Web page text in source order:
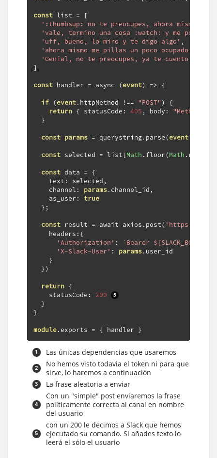
const list =
[
':thumbsup: no te preocupes, ahora mismo me
'vale, termino una cosa :watch: y me pongo
'uff, bueno, lo miro y te digo algo' ,
'ahora mismo me pillas un poco ocupado,
'Genial, no te preocupes, ya te cuento luego'
]
const handler = async (event) => {
if (event. httpMethod !== "POST")
{
return { statusCode : 405 , body :
"Method
}
const params = querystring. parse(event
const selected = list [Math . floor(Math . random
const data = {
    text
: selected ,
    channel
: params. channel_id ,
    as_user
:
true
};
const result = await axios . post( 'https://
    headers
:{
'Authorization' :
`Bearer
'X-Slack-User' : params. user_id
}
})
return {
    statusCode
:
200
}
}
module. exports = { handler }
Las únicas dependencias que usaremos
No hemos visto todavia el token ni para que
sirve, lo haremos a continuación
La frase aleatoria a enviar
Con un "simple" post enviaremos la frase
políticamente correcta al canal en nombre
del usuario
con un 200 le decimos a Slack que hemos
ejecutado su comando. Si añades texto lo
leerá el sólo el usuario